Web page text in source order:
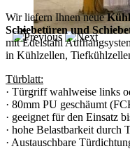
Wir liefern Ihnen neue
Schiebetüren und
mit Edelstahl
in Kühlzellen,
Türblatt:
· Türgriff wahlweise links
· 80mm PU geschäumt
· geeignet für den Einsatz
· hohe Belastbarkeit durch
· Austauschbare